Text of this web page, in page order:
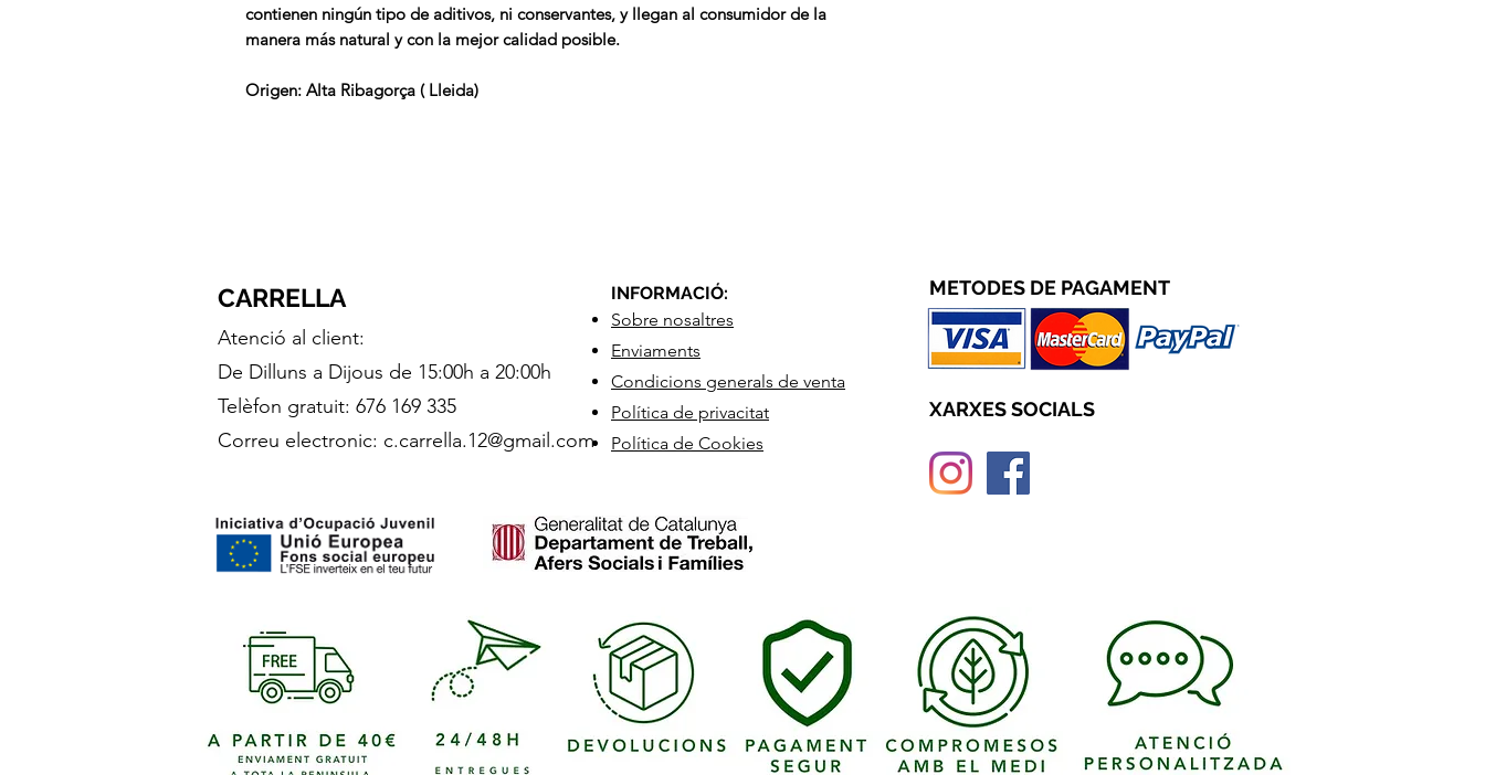
contienen ningún tipo de aditivos, ni conservantes, y llegan al consumidor de la
manera más natural y con la mejor calidad posible.
Origen: Alta Ribagorça ( Lleida)
CARRELLA
Atenció al client:
De Dilluns a Dijous de 15:00h a 20:00h
Telèfon gratuit: 676 169 335
Correu electronic: c.carrella.12@gmail.com
INFORMACIÓ:
Sobre nosaltres
Enviaments
Condicions generals de venta
Política de privacitat
Política de Cookies
METODES DE PAGAMENT
XARXES SOCIALS